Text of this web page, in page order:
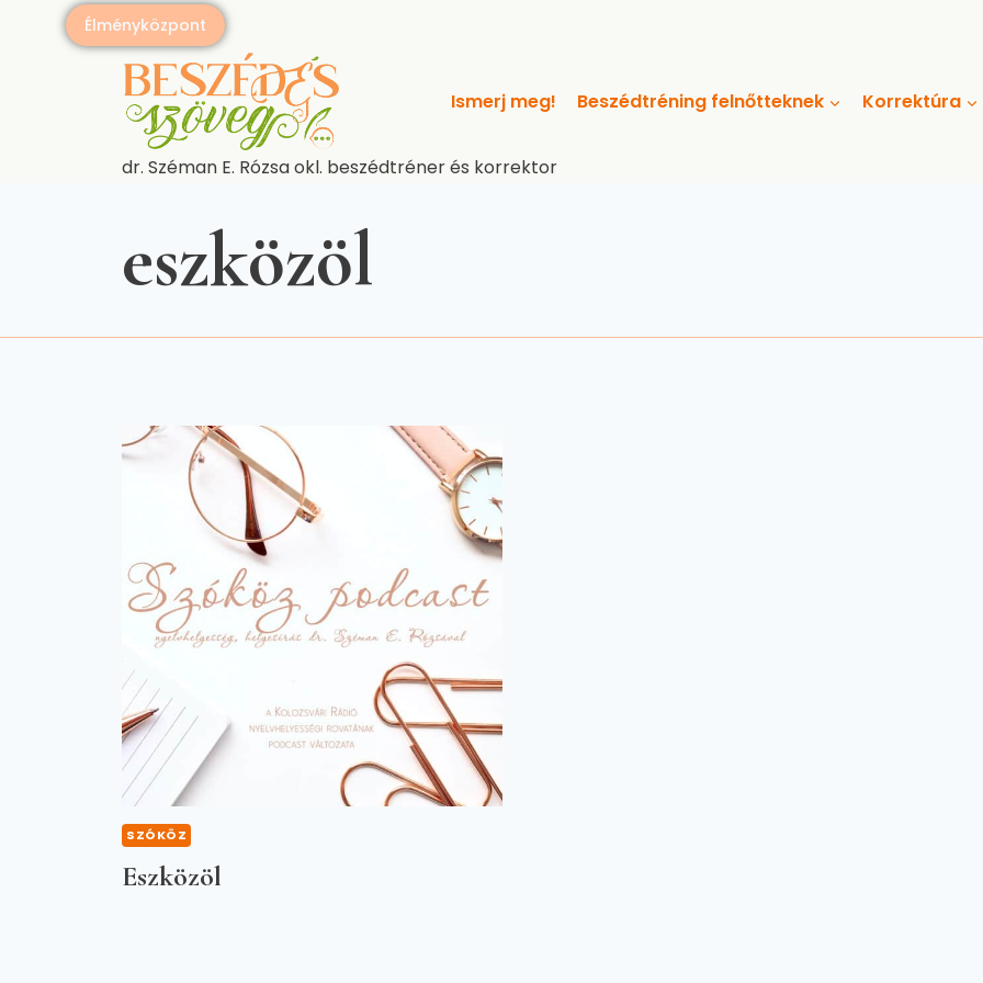
Élményközpont
Ismerj meg! Beszédtréning felnőtteknek Korrektúra
dr. Széman E. Rózsa okl. beszédtréner és korrektor
eszközöl
SZÓKÖZ
Eszközöl